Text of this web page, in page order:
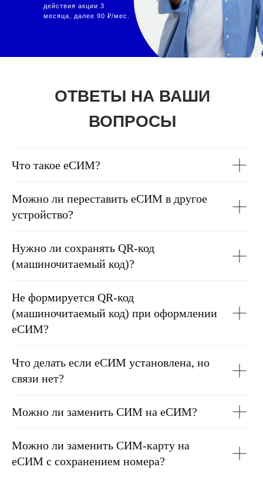
действия акции 3
месяца, далее 90 ₽/мес.
ОТВЕТЫ НА ВАШИ
ВОПРОСЫ
Что такое еСИМ?
Можно ли переставить еСИМ в другое
устройство?
Нужно ли сохранять QR-код
(машиночитаемый код)?
Не формируется QR-код
(машиночитаемый код) при оформлении
еСИМ?
Что делать если еСИМ установлена, но
связи нет?
Можно ли заменить СИМ на еСИМ?
Можно ли заменить СИМ-карту на
еСИМ с сохранением номера?